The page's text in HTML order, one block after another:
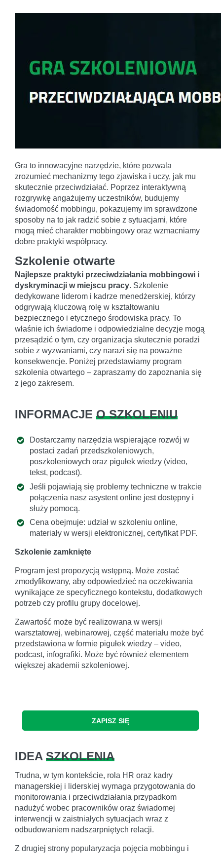
Gra to innowacyjne narzędzie, które pozwala
zrozumieć mechanizmy tego zjawiska i uczy, jak mu
skutecznie przeciwdziałać. Poprzez interaktywną
rozgrywkę angażujemy uczestników, budujemy
świadomość mobbingu, pokazujemy im sprawdzone
sposoby na to jak radzić sobie z sytuacjami, które
mogą mieć charakter mobbingowy oraz wzmacniamy
dobre praktyki współpracy.
Szkolenie otwarte
Najlepsze praktyki przeciwdziałania mobbingowi i
dyskryminacji w miejscu pracy. Szkolenie
dedykowane liderom i kadrze menedżerskiej, którzy
odgrywają kluczową rolę w kształtowaniu
bezpiecznego i etycznego środowiska pracy. To
właśnie ich świadome i odpowiedzialne decyzje mogą
przesądzić o tym, czy organizacja skutecznie poradzi
sobie z wyzwaniami, czy narazi się na poważne
konsekwencje. Poniżej przedstawiamy program
szkolenia otwartego – zapraszamy do zapoznania się
z jego zakresem.
INFORMACJE O SZKOLENIU
Dostarczamy narzędzia wspierające rozwój w
postaci zadań przedszkoleniowych,
poszkoleniowych oraz pigułek wiedzy (video,
tekst, podcast).
Jeśli pojawiają się problemy techniczne w trakcie
połączenia nasz asystent online jest dostępny i
służy pomocą.
Cena obejmuje: udział w szkoleniu online,
materiały w wersji elektronicznej, certyfikat PDF.
Szkolenie zamknięte
Program jest propozycją wstępną. Może zostać
zmodyfikowany, aby odpowiedzieć na oczekiwania
wynikające ze specyficznego kontekstu, dodatkowych
potrzeb czy profilu grupy docelowej.
Zawartość może być realizowana w wersji
warsztatowej, webinarowej, część materiału może być
przedstawiona w formie pigułek wiedzy – video,
podcast, infografiki. Może być również elementem
większej akademii szkoleniowej.
ZAPISZ SIĘ
IDEA SZKOLENIA
Trudna, w tym kontekście, rola HR oraz kadry
managerskiej i liderskiej wymaga przygotowania do
monitorowania i przeciwdziałania przypadkom
nadużyć wobec pracowników oraz świadomej
interwencji w zaistniałych sytuacjach wraz z
odbudowaniem nadszarpniętych relacji.
Z drugiej strony popularyzacja pojęcia mobbingu i